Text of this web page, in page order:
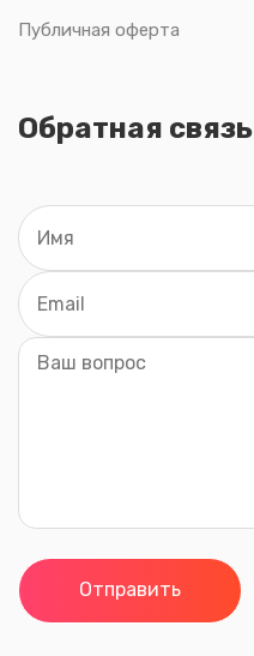
Публичная оферта
Обратная связь